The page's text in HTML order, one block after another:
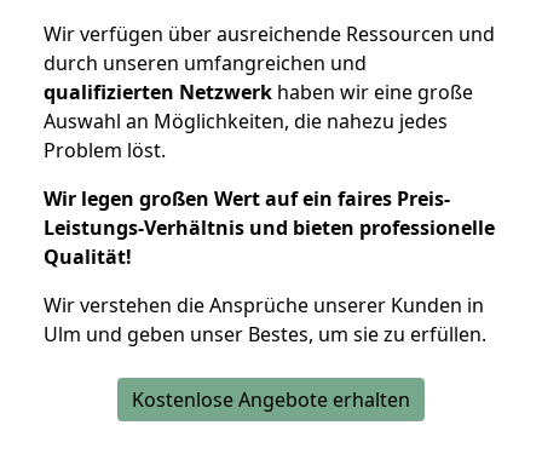
Wir verfügen über ausreichende Ressourcen und
durch unseren umfangreichen und
qualifizierten Netzwerk haben wir eine große
Auswahl an Möglichkeiten, die nahezu jedes
Problem löst.
Wir legen großen Wert auf ein faires Preis-
Leistungs-Verhältnis und bieten professionelle
Qualität!
Wir verstehen die Ansprüche unserer Kunden in
Ulm und geben unser Bestes, um sie zu erfüllen.
Kostenlose Angebote erhalten